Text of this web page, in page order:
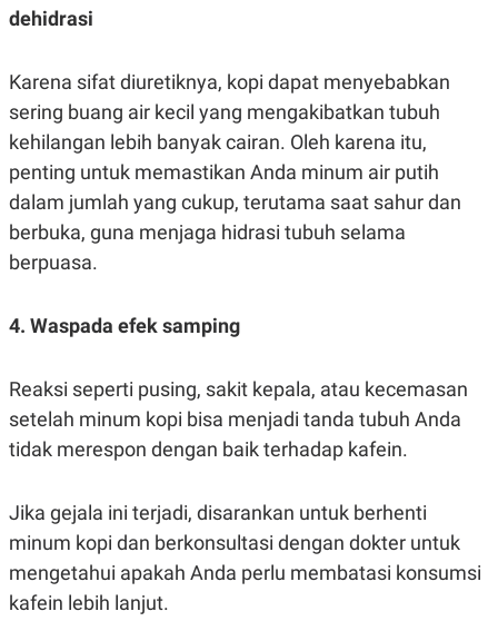
dehidrasi
Karena sifat diuretiknya, kopi dapat menyebabkan
sering buang air kecil yang mengakibatkan tubuh
kehilangan lebih banyak cairan. Oleh karena itu,
penting untuk memastikan Anda minum air putih
dalam jumlah yang cukup, terutama saat sahur dan
berbuka, guna menjaga hidrasi tubuh selama
berpuasa.
4. Waspada efek samping
Reaksi seperti pusing, sakit kepala, atau kecemasan
setelah minum kopi bisa menjadi tanda tubuh Anda
tidak merespon dengan baik terhadap kafein.
Jika gejala ini terjadi, disarankan untuk berhenti
minum kopi dan berkonsultasi dengan dokter untuk
mengetahui apakah Anda perlu membatasi konsumsi
kafein lebih lanjut.